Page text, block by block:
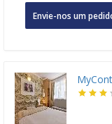
Envie-nos um